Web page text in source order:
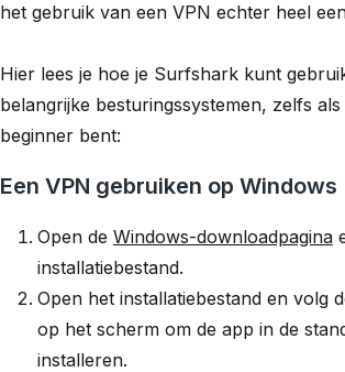
het gebruik van een VPN echter heel
Hier lees je hoe je Surfshark kunt
belangrijke besturingssystemen, zelfs
beginner bent:
Een VPN gebruiken op Windows
Open de Windows-downloadpagina
installatiebestand.
Open het installatiebestand en volg
op het scherm om de app in de
installeren.